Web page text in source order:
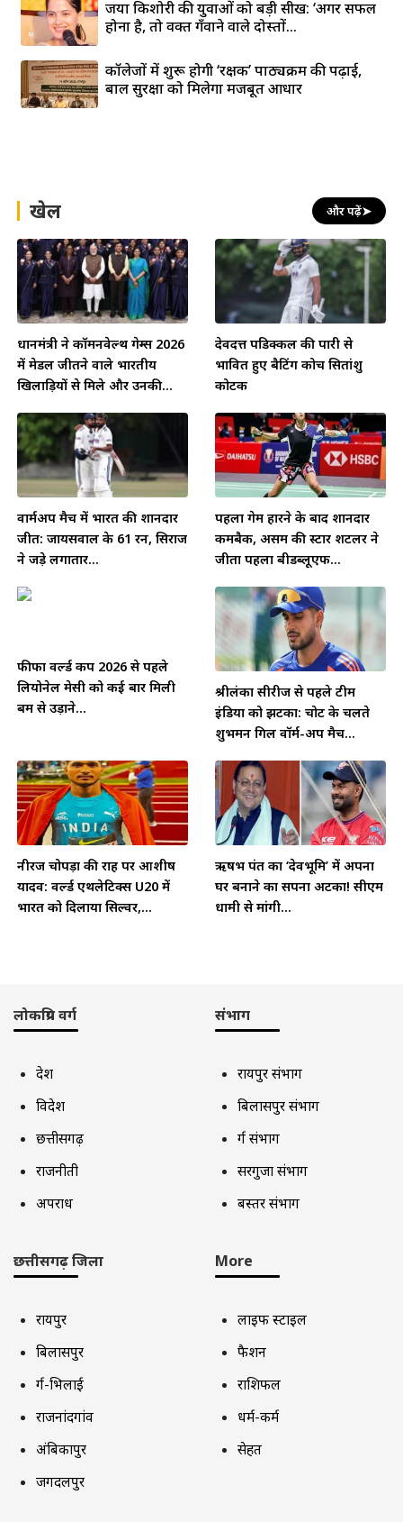
जया किशोरी की युवाओं को बड़ी सीख: ‘अगर सफल
होना है, तो वक्त गँवाने वाले दोस्तों...
कॉलेजों में शुरू होगी ‘रक्षक’ पाठ्यक्रम की पढ़ाई,
बाल सुरक्षा को मिलेगा मजबूत आधार
खेल और पढ़ें➤
प्रधानमंत्री ने कॉमनवेल्थ गेम्स 2026
में मेडल जीतने वाले भारतीय
खिलाड़ियों से मिले और उनकी...
देवदत्त पडिक्कल की पारी से
प्रभावित हुए बैटिंग कोच सितांशु
कोटक
वार्मअप मैच में भारत की शानदार
जीत: जायसवाल के 61 रन, सिराज
ने जड़े लगातार...
पहला गेम हारने के बाद शानदार
कमबैक, असम की स्टार शटलर ने
जीता पहला बीडब्लूएफ...
फीफा वर्ल्ड कप 2026 से पहले
लियोनेल मेसी को कई बार मिली
बम से उड़ाने...
श्रीलंका सीरीज से पहले टीम
इंडिया को झटका: चोट के चलते
शुभमन गिल वॉर्म-अप मैच...
नीरज चोपड़ा की राह पर आशीष
यादव: वर्ल्ड एथलेटिक्स U20 में
भारत को दिलाया सिल्वर,...
ऋषभ पंत का ‘देवभूमि’ में अपना
घर बनाने का सपना अटका! सीएम
धामी से मांगी...
लोकप्रिय वर्ग
देश
विदेश
छत्तीसगढ़
राजनीती
अपराध
संभाग
रायपुर संभाग
बिलासपुर संभाग
दुर्ग संभाग
सरगुजा संभाग
बस्तर संभाग
छत्तीसगढ़ जिला
रायपुर
बिलासपुर
दुर्ग-भिलाई
राजनांदगांव
अंबिकापुर
जगदलपुर
More
लाइफ स्टाइल
फैशन
राशिफल
धर्म-कर्म
सेहत